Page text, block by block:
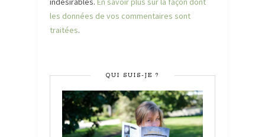
les données de vos commentaires sont
traitées.
QUI SUIS-JE ?